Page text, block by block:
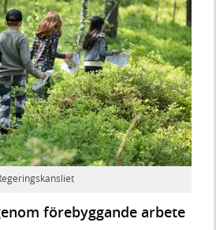
förebyggande arbete